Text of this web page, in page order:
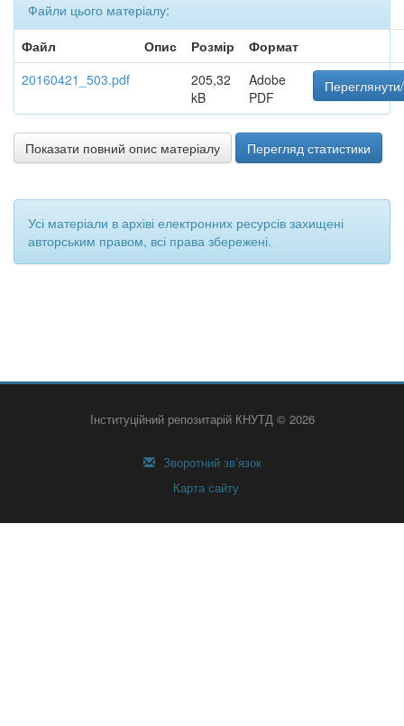
Файли цього матеріалу:
Файл
Опис Розмір
Формат
20160421_503.pdf
205,32
kB
Adobe
PDF
Показати повний опис матеріалу Перегляд статистики
Усі матеріали в архіві електронних ресурсів захищені
авторським правом, всі права збережені.
Інституційний репозитарій КНУТД © 2026
Зворотний зв’язок
Карта сайту